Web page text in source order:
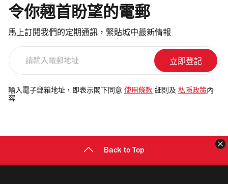
令你翹首盼望的電郵
馬上訂閱我們的定期通訊，緊貼城中最新情報
電
郵
輸入電子郵箱地址，即表示閣下同意 使用條款 細則及 私隱政策 內
容
Back to Top